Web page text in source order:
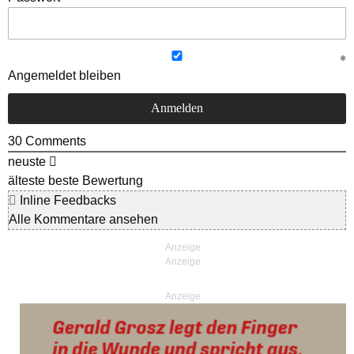
Angemeldet bleiben
30 Comments
neuste
älteste beste Bewertung
Inline Feedbacks
Alle Kommentare ansehen
Anzeige